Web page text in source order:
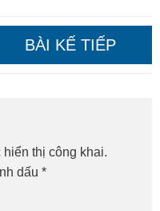
thị công khai.
dấu *